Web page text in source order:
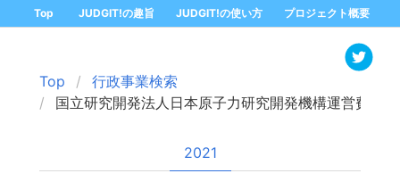
Top JUDGIT!の趣旨 JUDGIT!の使い方 プロジェクト概要
Top
行政事業検索
国立研究開発法人日本原子力研究開発機構運営費交
2021